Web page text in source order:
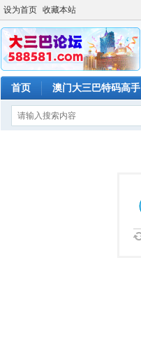
设为首页 收藏本站
首页 澳门大三巴特码高手